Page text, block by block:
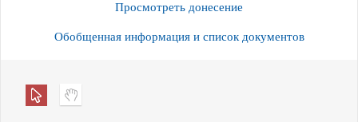
Просмотреть донесение
Обобщенная информация и список документов